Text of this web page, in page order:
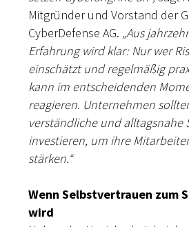
Mitgründer und Vorstand der G
CyberDefense AG. „Aus
Erfahrung wird klar: Nur wer
einschätzt und regelmäßig
kann im entscheidenden
reagieren. Unternehmen
verständliche und alltagsnahe
investieren, um ihre
stärken.“
Wenn Selbstvertrauen zum
wird